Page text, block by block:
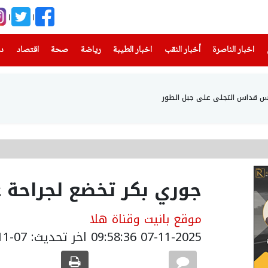
اخبار الناصرة
(current) أخبار النقب اخبار الطيبة(current) رياضة
(current) صحة(current) اقتصاد
قداس التجلي على جبل الطور
جوري بكر تخضع لجراحة
موقع بانيت وقناة هلا
07-11-2025 09:58:36 اخر تحديث: 07-11-2025 12:20:00